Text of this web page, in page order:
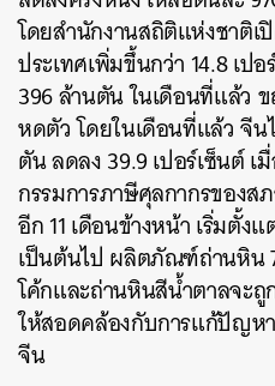
โดยสำนักงานสถิติแห่งชาติ
ประเทศเพิ่มขึ้นกว่า 14.8 เป
396 ล้านตัน ในเดือนที่แล้ว
หดตัว โดยในเดือนที่แล้ว จีน
ตัน ลดลง 39.9 เปอร์เซ็นต์
กรรมการภาษีศุลกากรของส
อีก 11 เดือนข้างหน้า เริ่มตั้
เป็นต้นไป ผลิตภัณฑ์ถ่านหิน
โค้กและถ่านหินสีน้ำตาลจะ
ให้สอดคล้องกับการแก้ปัญห
จีน